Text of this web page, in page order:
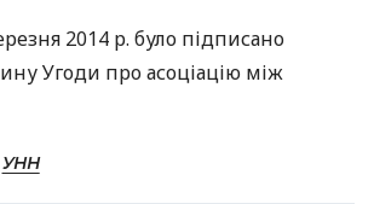
2014 р. було підписано
Угоди про асоціацію між
УНН